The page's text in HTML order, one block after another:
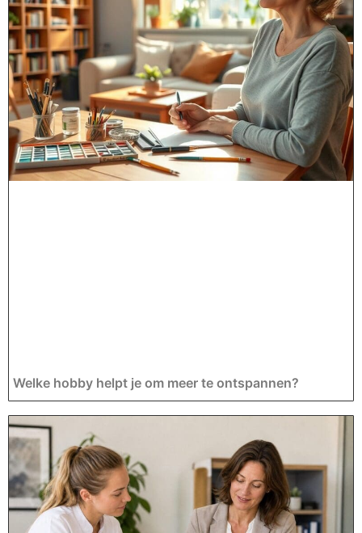
Welke hobby helpt je om meer te ontspannen?